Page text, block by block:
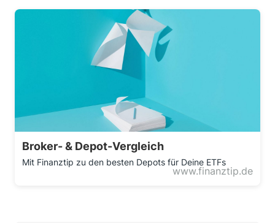
Broker- & Depot-Vergleich
Mit Finanztip zu den besten Depots für Deine ETFs
www.finanztip.de